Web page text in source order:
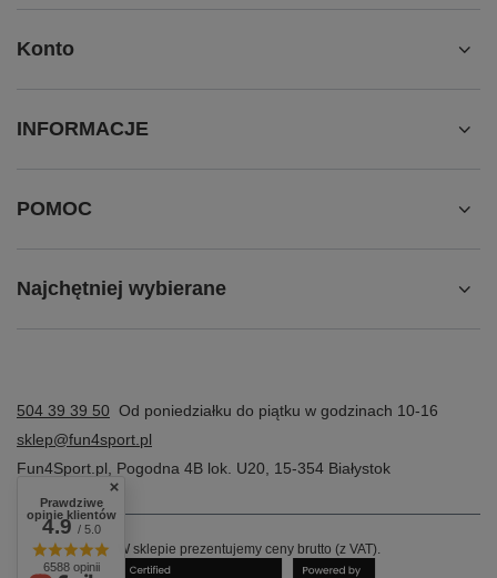
Konto
INFORMACJE
POMOC
Najchętniej wybierane
504 39 39 50 Od poniedziałku do piątku w godzinach 10-16
sklep@fun4sport.pl
Fun4Sport.pl
Pogodna 4B lok. U20 15-354 Białystok
W sklepie prezentujemy ceny brutto (z VAT).
Prawdziwe
opinie klientów
4.9/ 5.0
6588 opinii